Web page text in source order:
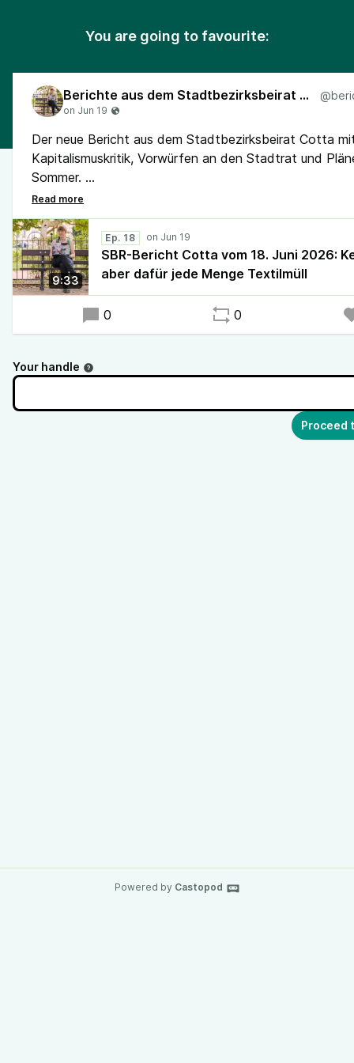
You are going to favourite:
Berichte aus dem Stadtbezirksbeirat Cotta
Der neue Bericht aus dem Stadtbezirksbeirat Cotta
Kapitalismuskritik, Vorwürfen an den Stadtrat und
Sommer.
Hörversion des Berichtes auf unserem Blog:piraten-
dresden.de/sbr-bericht…
9:33
Ep. 18
SBR-Bericht Cotta vom 18. Juni 2026:
aber dafür jede Menge Textilmüll
0 0
Your handle
Proceed
Powered by Castopod